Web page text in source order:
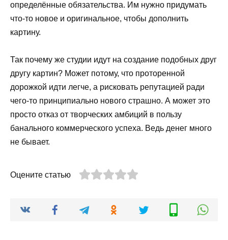
определённые обязательства. Им нужно придумать
что-то новое и оригинальное, чтобы дополнить
картину.
Так почему же студии идут на создание подобных друг
другу картин? Может потому, что проторенной
дорожкой идти легче, а рисковать репутацией ради
чего-то принципиально нового страшно. А может это
просто отказ от творческих амбиций в пользу
банального коммерческого успеха. Ведь денег много
не бывает.
Оцените статью